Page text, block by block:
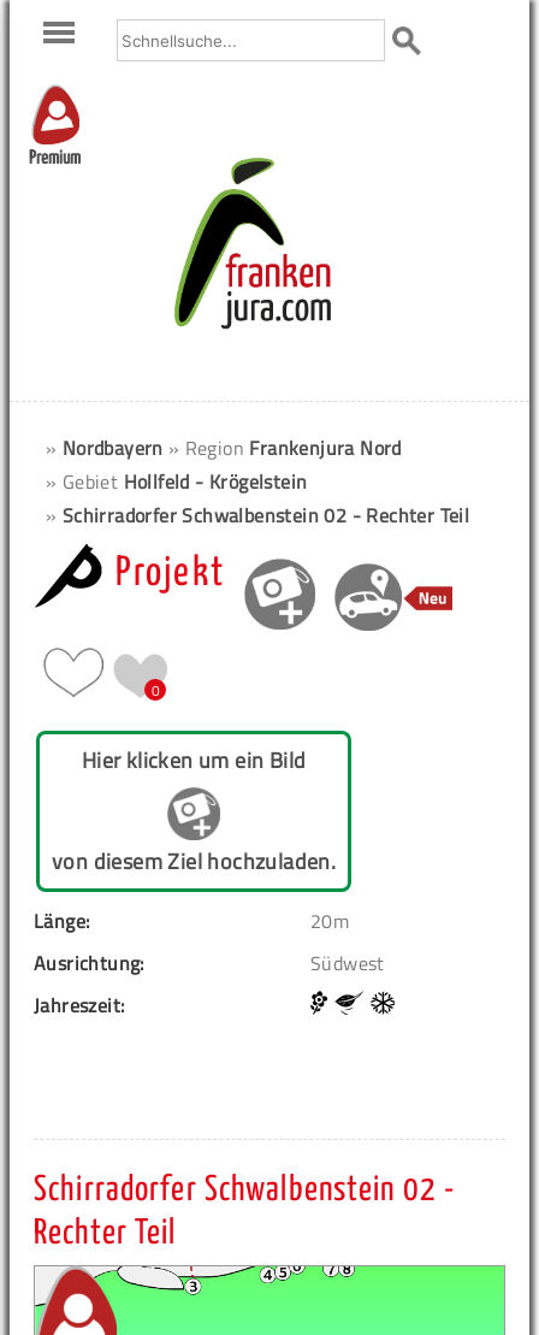
Premium
» Nordbayern » Region Frankenjura Nord
» Gebiet Hollfeld - Krögelstein
» Schirradorfer Schwalbenstein 02 - Rechter Teil
Projekt
0
Hier klicken um ein Bild
von diesem Ziel hochzuladen.
Länge:
20m
Ausrichtung:
Südwest
Jahreszeit:
Schirradorfer Schwalbenstein 02 -
Rechter Teil